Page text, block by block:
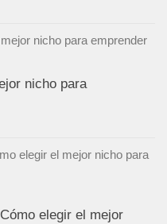
nicho para
elegir el mejor